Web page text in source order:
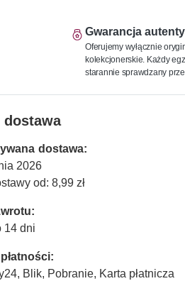
Gwarancja
Oferujemy wyłącznie
kolekcjonerskie. Każdy
starannie sprawdzany
dostawa
dostawa:
2026
od: 8,99 zł
14 dni
Blik, Pobranie, Karta płatnicza